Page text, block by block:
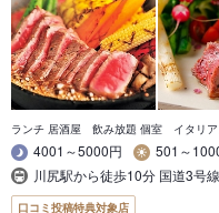
ランチ 居酒屋 飲み放題 個室 イタリア
4001～5000円
501～
川尻駅から徒歩10分 国道3号
口コミ投稿特典対象店